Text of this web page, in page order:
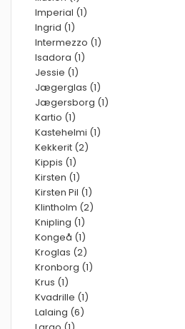
Imperial (1)
Ingrid (1)
Intermezzo (1)
Isadora (1)
Jessie (1)
Jægerglas (1)
Jægersborg (1)
Kartio (1)
Kastehelmi (1)
Kekkerit (2)
Kippis (1)
Kirsten (1)
Kirsten Pil (1)
Klintholm (2)
Knipling (1)
Kongeå (1)
Kroglas (2)
Kronborg (1)
Krus (1)
Kvadrille (1)
Lalaing (6)